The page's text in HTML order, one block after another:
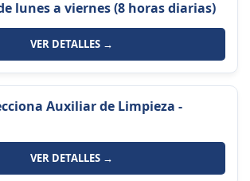
lunes a viernes (8 horas diarias)
VER DETALLES →
Auxiliar de Limpieza -
VER DETALLES →